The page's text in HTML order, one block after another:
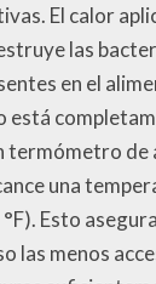
El calor
las
en el
está
termómetro de
una
Esto
las menos